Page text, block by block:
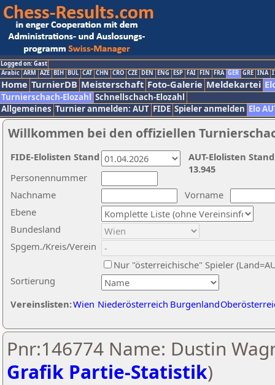
Logged on: Gast
Arabic ARM AZE BIH BUL CAT CHN CRO CZE DEN ENG ESP FAI FIN FRA GER GRE INA
Home TurnierDB Meisterschaft Foto-Galerie Meldekartei
Turnierschach-Elozahl Schnellschach-Elozahl
Allgemeines Turnier anmelden: AUT FIDE Spieler anmelden Elo
Willkommen bei den offiziellen
Nachname
Vorname
Ebene
Sortierung
Personennummer
Bundesland
Spgem./Kreis/Verein
Nur "österreichische" Spieler
Vereinslisten:Wien Niederösterreich Burgenland
AUT-Elolisten
13.945
FIDE-Elolisten Stand
Pnr:146774 Name: Dustin
Grafik Partie-Statistik)